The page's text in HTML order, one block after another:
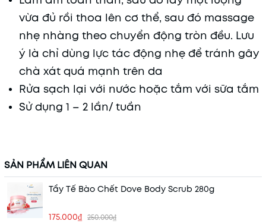
vừa đủ rồi thoa lên cơ thể, sau đó massage
nhẹ nhàng theo chuyển động tròn đều. Lưu
ý là chỉ dùng lực tác động nhẹ để tránh gây
chà xát quá mạnh trên da
Rửa sạch lại với nước hoặc tắm với sữa tắm
Sử dụng 1 – 2 lần/ tuần
SẢN PHẨM LIÊN QUAN
Tẩy Tế Bào Chết Dove Body Scrub 280g
175.000₫ 250.000₫